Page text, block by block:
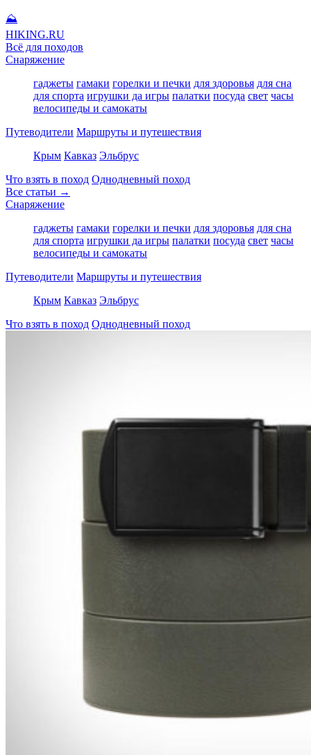
⛰
HIKING.RU
Всё для походов
Снаряжение
гаджеты гамаки горелки и печки для здоровья для сна
для спорта игрушки да игры палатки посуда свет часы
велосипеды и самокаты
Путеводители Маршруты и путешествия
Крым Кавказ Эльбрус
Что взять в поход Однодневный поход
Все статьи →
Снаряжение
гаджеты гамаки горелки и печки для здоровья для сна
для спорта игрушки да игры палатки посуда свет часы
велосипеды и самокаты
Путеводители Маршруты и путешествия
Крым Кавказ Эльбрус
Что взять в поход Однодневный поход